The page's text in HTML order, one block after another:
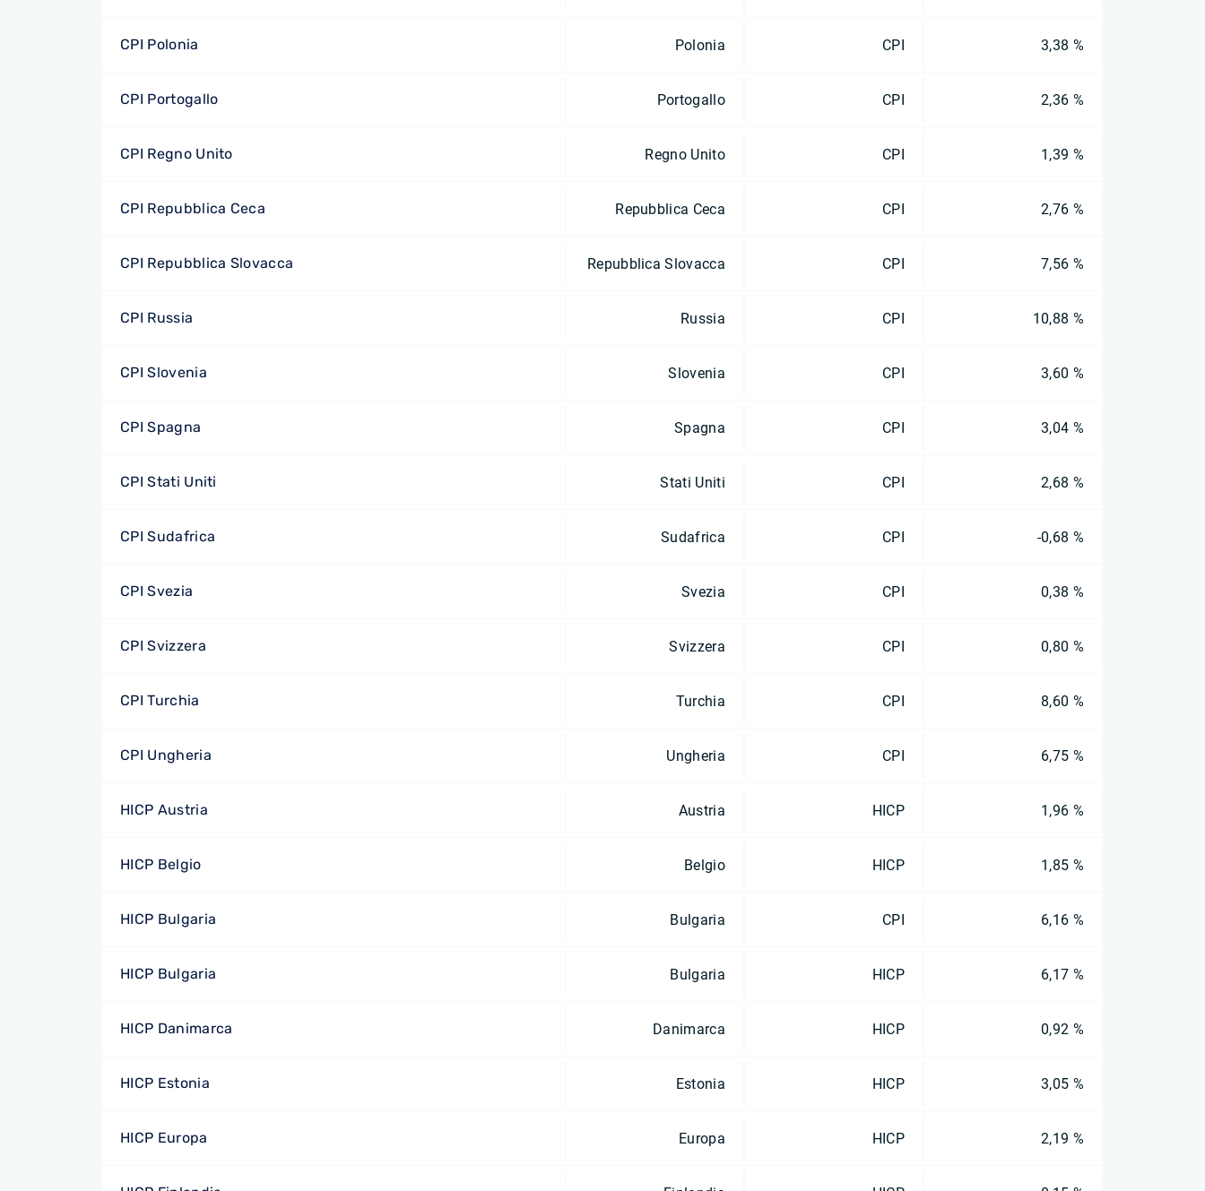
CPI Polonia Polonia CPI 3,38 %
CPI Portogallo Portogallo CPI 2,36 %
CPI Regno Unito Regno Unito CPI 1,39 %
CPI Repubblica Ceca Repubblica Ceca CPI 2,76 %
CPI Repubblica Slovacca Repubblica Slovacca CPI 7,56 %
CPI Russia Russia CPI 10,88 %
CPI Slovenia Slovenia CPI 3,60 %
CPI Spagna Spagna CPI 3,04 %
CPI Stati Uniti Stati Uniti CPI 2,68 %
CPI Sudafrica Sudafrica CPI -0,68 %
CPI Svezia Svezia CPI 0,38 %
CPI Svizzera Svizzera CPI 0,80 %
CPI Turchia Turchia CPI 8,60 %
CPI Ungheria Ungheria CPI 6,75 %
HICP Austria Austria HICP 1,96 %
HICP Belgio Belgio HICP 1,85 %
HICP Bulgaria Bulgaria CPI 6,16 %
HICP Bulgaria Bulgaria HICP 6,17 %
HICP Danimarca Danimarca HICP 0,92 %
HICP Estonia Estonia HICP 3,05 %
HICP Europa Europa HICP 2,19 %